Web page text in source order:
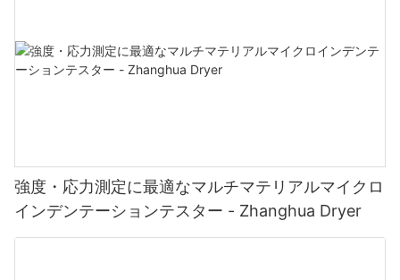
強度・応力測定に最適なマルチマテリアルマイクロ
インデンテーションテスター - Zhanghua Dryer